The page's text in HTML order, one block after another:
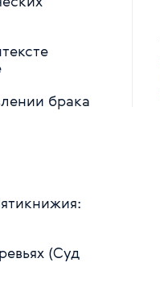
брака
(Суд